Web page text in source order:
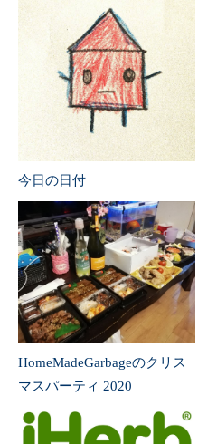
今日の日付
HomeMadeGarbageのクリス
マスパーティ 2020